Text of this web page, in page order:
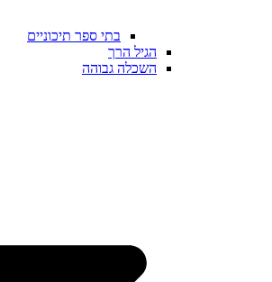
בתי ספר תיכוניים
הגיל הרך
השכלה גבוהה